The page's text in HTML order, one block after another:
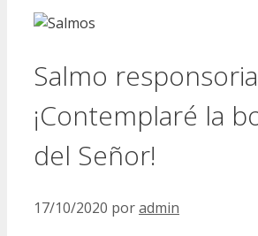
Salmo
¡Contemplaré la
del Señor!
17/10/2020 poradmin